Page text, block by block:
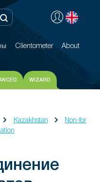
Clientometer About
Clientometer About
WIZARD
Kazakhstan
Non-for